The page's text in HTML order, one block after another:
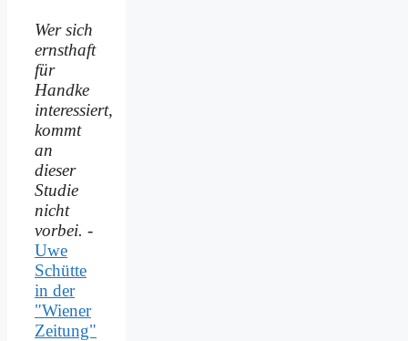
Wer sich
ernsthaft
für
Handke
interessiert,
kommt
an
dieser
Studie
nicht
vorbei. -
Uwe
Schütte
in der
"Wiener
Zeitung"